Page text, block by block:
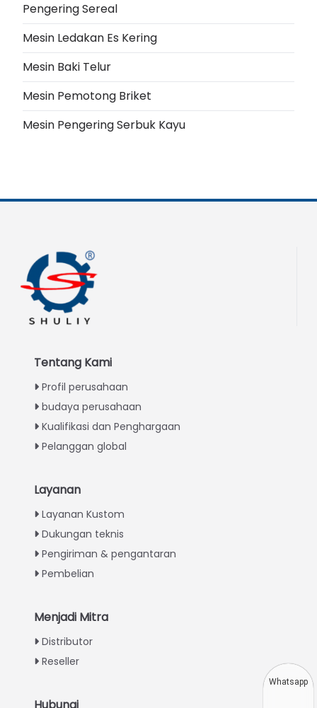
Pengering Sereal
Mesin Ledakan Es Kering
Mesin Baki Telur
Mesin Pemotong Briket
Mesin Pengering Serbuk Kayu
Tentang Kami
Profil perusahaan
budaya perusahaan
Kualifikasi dan Penghargaan
Pelanggan global
Layanan
Layanan Kustom
Dukungan teknis
Pengiriman & pengantaran
Pembelian
Menjadi Mitra
Distributor
Reseller
Korean
Urdu
Greek
Italian
Whatsapp